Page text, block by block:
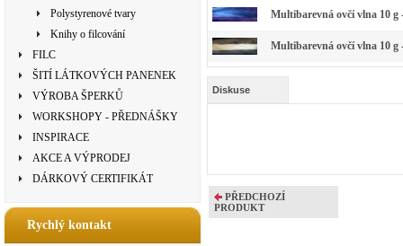
Polystyrenové tvary
Knihy o filcování
FILC
ŠITÍ LÁTKOVÝCH PANENEK
VÝROBA ŠPERKŮ
WORKSHOPY - PŘEDNÁŠKY
INSPIRACE
AKCE A VÝPRODEJ
DÁRKOVÝ CERTIFIKÁT
Rychlý kontakt
Multibarevná ovčí vlna 10 g
Multibarevná ovčí vlna 10 g
Diskuse
PŘEDCHOZÍ
PRODUKT